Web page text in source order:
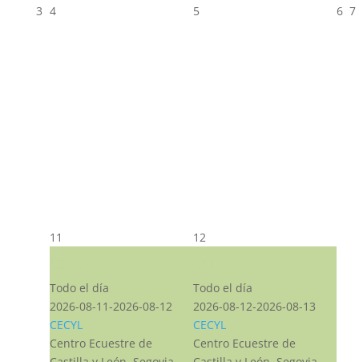
3 4 5 6 7
11
Todo el día
2026-08-11-2026-08-12
CECYL
Centro Ecuestre de
12
Todo el día
2026-08-12-2026-08-13
CECYL
Centro Ecuestre de